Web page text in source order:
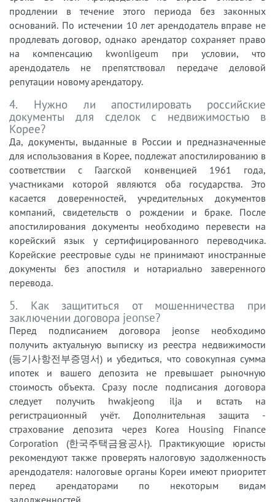
продлении в течение этого периода без законных
оснований. По истечении 10 лет арендодатель вправе не
продлевать договор, однако арендатор сохраняет право
на компенсацию kwonligeum при условии, что
арендодатель не препятствовал передаче деловой
репутации новому арендатору.
4. Нужно ли апостилировать российские
документы для сделок с недвижимостью в
Корее?
Да, документы, выданные в России и предназначенные
для использования в Корее, подлежат апостилированию в
соответствии с Гаагской конвенцией 1961 года,
участниками которой являются оба государства. Это
касается доверенностей, учредительных документов
компаний, свидетельств о рождении и браке. После
апостилирования документы необходимо перевести на
корейский язык у сертифицированного переводчика.
Корейские реестровые суды не принимают иностранные
документы без апостиля и нотариально заверенного
перевода.
5. Как защититься от мошенничества при
заключении договора jeonse?
Перед подписанием договора jeonse необходимо
получить актуальную выписку из реестра недвижимости
(등기사항전부증명서) и убедиться, что совокупная сумма
ипотек и вашего депозита не превышает рыночную
стоимость объекта. Сразу после подписания договора
следует получить hwakjeong ilja и встать на
регистрационный учёт. Дополнительная защита -
страхование депозита через Korea Housing Finance
Corporation (한국주택금융공사). Практикующие юристы
рекомендуют также проверять налоговую задолженность
арендодателя: налоговые органы Кореи имеют приоритет
перед арендаторами по некоторым видам
задолженностей.